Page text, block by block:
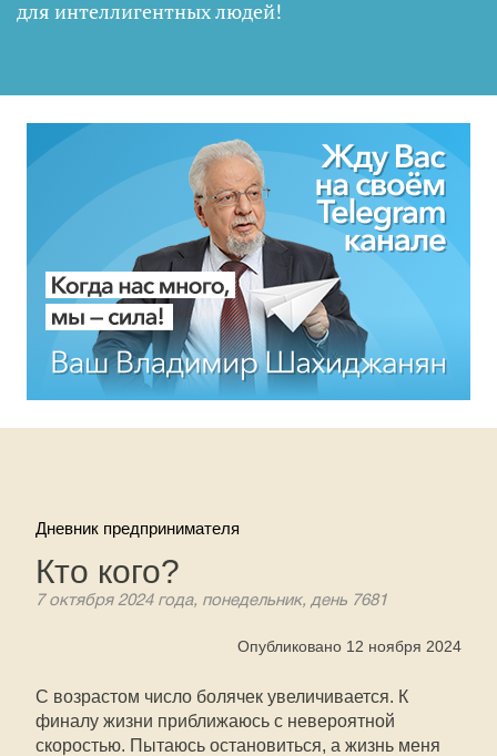
для интеллигентных людей!
Дневник предпринимателя
Кто кого?
7 октября 2024 года, понедельник, день 7681
Опубликовано 12 ноября 2024
С возрастом число болячек увеличивается. К
финалу жизни приближаюсь с невероятной
скоростью. Пытаюсь остановиться, а жизнь меня